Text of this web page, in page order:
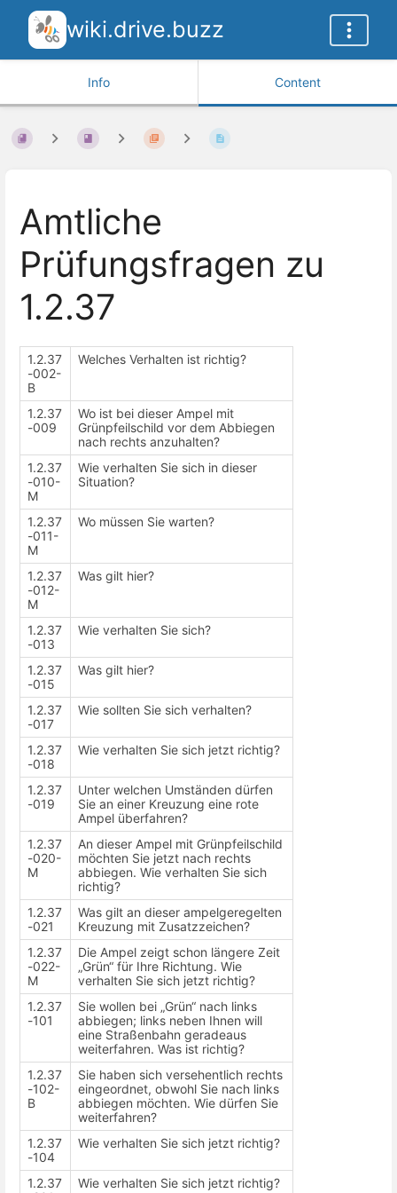
wiki.drive.buzz
Info Content
Amtliche
Prüfungsfragen zu
1.2.37
1.2.37
-002-
B
Welches Verhalten ist richtig?
1.2.37
-009
Wo ist bei dieser Ampel mit
Grünpfeilschild vor dem Abbiegen
nach rechts anzuhalten?
1.2.37
-010-
M
Wie verhalten Sie sich in dieser
Situation?
1.2.37
-011-
M
Wo müssen Sie warten?
1.2.37
-012-
M
Was gilt hier?
1.2.37
-013
Wie verhalten Sie sich?
1.2.37
-015
Was gilt hier?
1.2.37
-017
Wie sollten Sie sich verhalten?
1.2.37
-018
Wie verhalten Sie sich jetzt richtig?
1.2.37
-019
Unter welchen Umständen dürfen
Sie an einer Kreuzung eine rote
Ampel überfahren?
1.2.37
-020-
M
An dieser Ampel mit Grünpfeilschild
möchten Sie jetzt nach rechts
abbiegen. Wie verhalten Sie sich
richtig?
1.2.37
-021
Was gilt an dieser ampelgeregelten
Kreuzung mit Zusatzzeichen?
1.2.37
-022-
M
Die Ampel zeigt schon längere Zeit
„Grün“ für Ihre Richtung. Wie
verhalten Sie sich jetzt richtig?
1.2.37
-101
Sie wollen bei „Grün“ nach links
abbiegen; links neben Ihnen will
eine Straßenbahn geradeaus
weiterfahren. Was ist richtig?
1.2.37
-102-
B
Sie haben sich versehentlich rechts
eingeordnet, obwohl Sie nach links
abbiegen möchten. Wie dürfen Sie
weiterfahren?
1.2.37
-104
Wie verhalten Sie sich jetzt richtig?
1.2.37
Wie verhalten Sie sich jetzt richtig?